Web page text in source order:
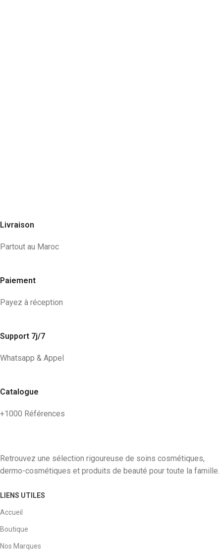
Livraison
Partout au Maroc
Paiement
Payez à réception
Support 7j/7
Whatsapp & Appel
Catalogue
+1000 Références
Retrouvez une sélection rigoureuse de soins cosmétiques,
dermo-cosmétiques et produits de beauté pour toute la famille.
LIENS UTILES
Accueil
Boutique
Nos Marques